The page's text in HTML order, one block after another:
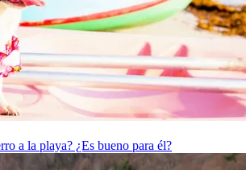
a la playa? ¿Es bueno para él?